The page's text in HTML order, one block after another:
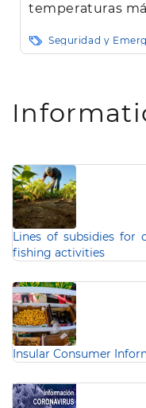
temperaturas
Seguridad y
Pagination
Lines of subsidies for
fishing activities
Insular Consumer